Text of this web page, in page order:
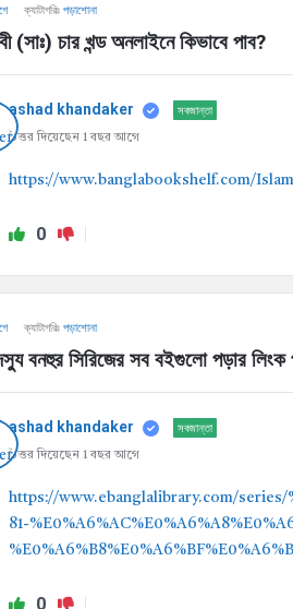
ক্যাটাগরিঃ পড়াশোনা
(সাঃ) চার খন্ড অনলাইনে কিভাবে পাব?
ashad khandaker সবজান্তা
উত্তর দিয়েছেন 1 বছর আগে
https://www.banglabookshelf.com/
0
ক্যাটাগরিঃ পড়াশোনা
বনহুর সিরিজের সব বইগুলো পড়ার লিংক
ashad khandaker সবজান্তা
উত্তর দিয়েছেন 1 বছর আগে
https://www.ebanglalibrary.com/series/
81-
0